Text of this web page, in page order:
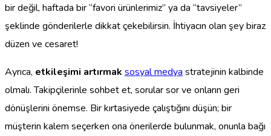
bir değil, haftada bir “favori ürünlerimiz” ya da “tavsiyeler”
şeklinde gönderilerle dikkat çekebilirsin. İhtiyacın olan şey biraz
düzen ve cesaret!
Ayrıca, etkileşimi artırmak sosyal medya stratejinin kalbinde
olmalı. Takipçilerinle sohbet et, sorular sor ve onların geri
dönüşlerini önemse. Bir kırtasiyede çalıştığını düşün; bir
müşterin kalem seçerken ona önerilerde bulunmak, onunla bağı